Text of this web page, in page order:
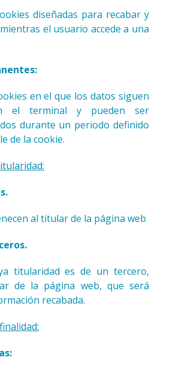
diseñadas para recabar y
el usuario accede a una
en el que los datos siguen
el terminal y pueden ser
durante un periodo definido
de la cookie.
al titular de la página web
titularidad es de un tercero,
de la página web, que será
recabada.